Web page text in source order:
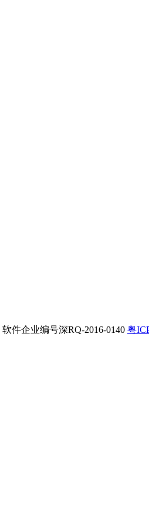
软件企业编号深RQ-2016-0140 粤